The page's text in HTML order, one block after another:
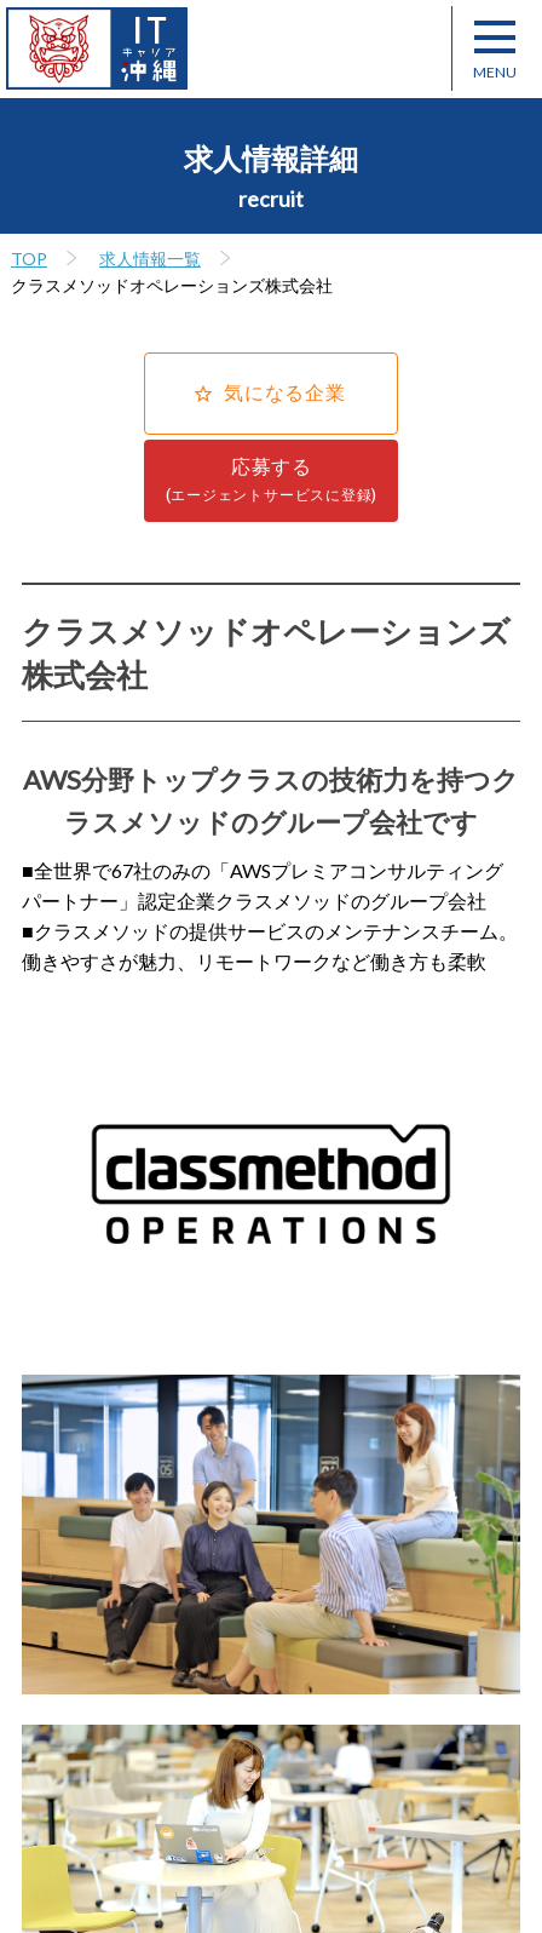
求人情報詳細
recruit
TOP
求人情報一覧
クラスメソッドオペレーションズ株式会社
気になる企業
応募する
(エージェントサービスに登録)
クラスメソッドオペレーションズ
株式会社
AWS分野トップクラスの技術力を持つク
ラスメソッドのグループ会社です
■全世界で67社のみの「AWSプレミアコンサルティング
パートナー」認定企業クラスメソッドのグループ会社
■クラスメソッドの提供サービスのメンテナンスチーム。
働きやすさが魅力、リモートワークなど働き方も柔軟